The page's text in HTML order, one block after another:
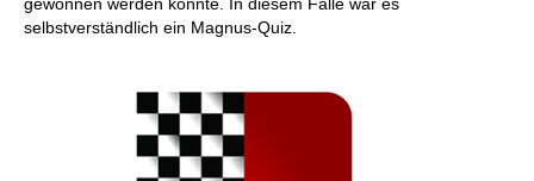
selbstverständlich ein Magnus-Quiz.